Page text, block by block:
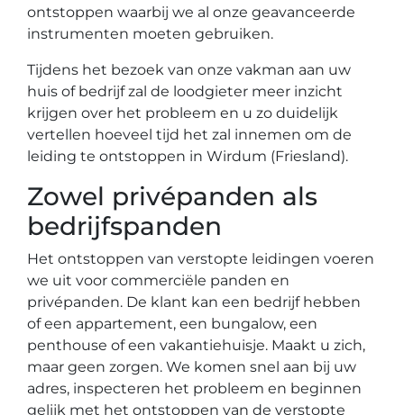
ontstoppen waarbij we al onze geavanceerde
instrumenten moeten gebruiken.
Tijdens het bezoek van onze vakman aan uw
huis of bedrijf zal de loodgieter meer inzicht
krijgen over het probleem en u zo duidelijk
vertellen hoeveel tijd het zal innemen om de
leiding te ontstoppen in Wirdum (Friesland).
Zowel privépanden als
bedrijfspanden
Het ontstoppen van verstopte leidingen voeren
we uit voor commerciële panden en
privépanden. De klant kan een bedrijf hebben
of een appartement, een bungalow, een
penthouse of een vakantiehuisje. Maakt u zich,
maar geen zorgen. We komen snel aan bij uw
adres, inspecteren het probleem en beginnen
gelijk met het ontstoppen van de verstopte